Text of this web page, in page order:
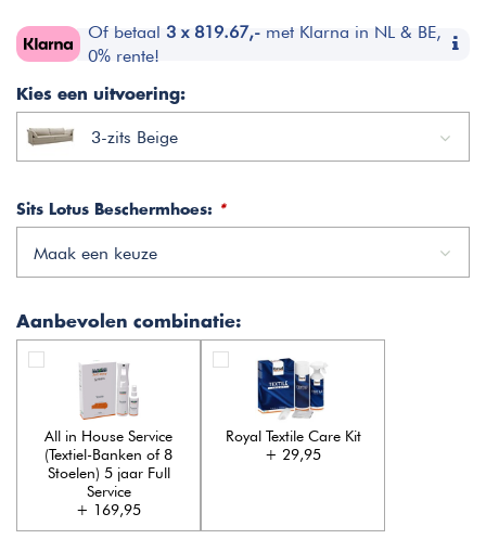
Of betaal 3 x 819.67,- met Klarna in NL & BE,
0% rente!
Kies een uitvoering:
3-zits Beige
Sits Lotus Beschermhoes: *
Maak een keuze
Aanbevolen combinatie:
All in House Service
(Textiel-Banken of 8
Stoelen) 5 jaar Full
Service
+ 169,95
Royal Textile Care Kit
+ 29,95